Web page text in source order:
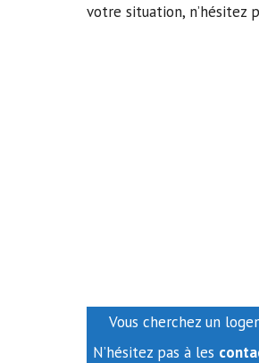
votre situation, n’hésitez
Vous cherchez un
N’hésitez pas à les